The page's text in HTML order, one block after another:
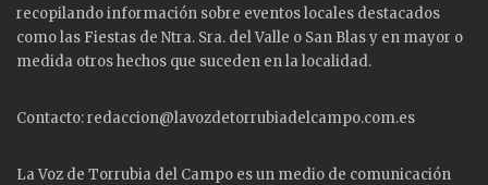
recopilando información sobre eventos locales destacados
como las Fiestas de Ntra. Sra. del Valle o San Blas y en mayor o
medida otros hechos que suceden en la localidad.
Contacto: redaccion@lavozdetorrubiadelcampo.com.es
La Voz de Torrubia del Campo es un medio de comunicación